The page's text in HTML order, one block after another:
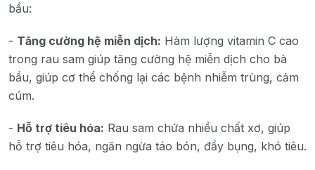
bầu:
- Tăng cường hệ miễn dịch: Hàm lượng vitamin C cao
trong rau sam giúp tăng cường hệ miễn dịch cho bà
bầu, giúp cơ thể chống lại các bệnh nhiễm trùng, cảm
cúm.
- Hỗ trợ tiêu hóa: Rau sam chứa nhiều chất xơ, giúp
hỗ trợ tiêu hóa, ngăn ngừa táo bón, đầy bụng, khó tiêu.